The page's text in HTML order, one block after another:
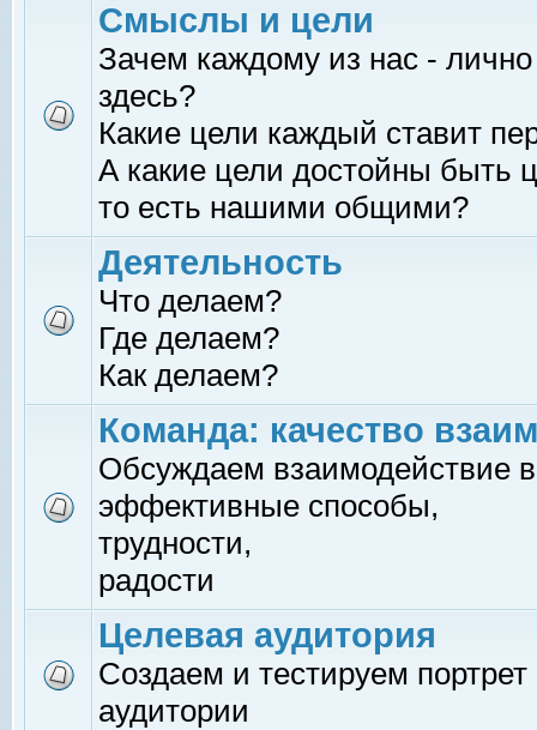
Смыслы и цели
Зачем каждому из нас -
здесь?
Какие цели каждый ставит
А какие цели достойны быть
то есть нашими общими?
Деятельность
Что делаем?
Где делаем?
Как делаем?
Команда: качество
Обсуждаем взаимодействие
эффективные способы,
трудности,
радости
Целевая аудитория
Создаем и тестируем
аудитории